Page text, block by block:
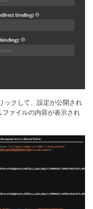
ックして、設定が公開され
ァイルの内容が表示され